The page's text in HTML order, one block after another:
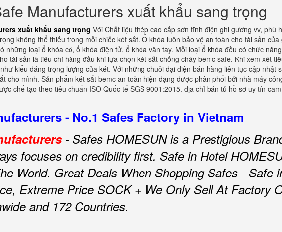
Manufacturers xuất khẩu sang trọng
xuất khẩu sang trọng Với Chất liệu thép cao cấp sơn tĩnh điện ghi gương vv,
không thể thiếu trong mỗi chiếc két sắt. Ổ khóa luôn bảo vệ an toàn cho tài sản
những loại ổ khóa cơ, ổ khóa điện tử, ổ khóa vân tay. Mỗi loại ổ khóa đều có chức
tài sản là tiêu chí hàng đầu khi lựa chọn két sắt chống cháy bemc safe. Khi xem xét
kiểu dáng trọng lượng của két. Với những chuỗi đại diện bán hàng liên tục cập nhật
cho mình. Sản phẩm két sắt bemc an toàn hiện đạng được phân phối bởi nhà máy
chế tạo theo tiêu chuẩn ISO Quốc tế SGS 9001:2015. địa chỉ bán tủ hồ sơ uy tín
- No.1 Safes Factory in Vietnam
- Safes HOMESUN is a Prestigious
focuses on credibility first. Safe in Hotel
World. Great Deals When Shopping Safes - Safe
Extreme Price SOCK + We Only Sell At Factory
and 172 Countries.